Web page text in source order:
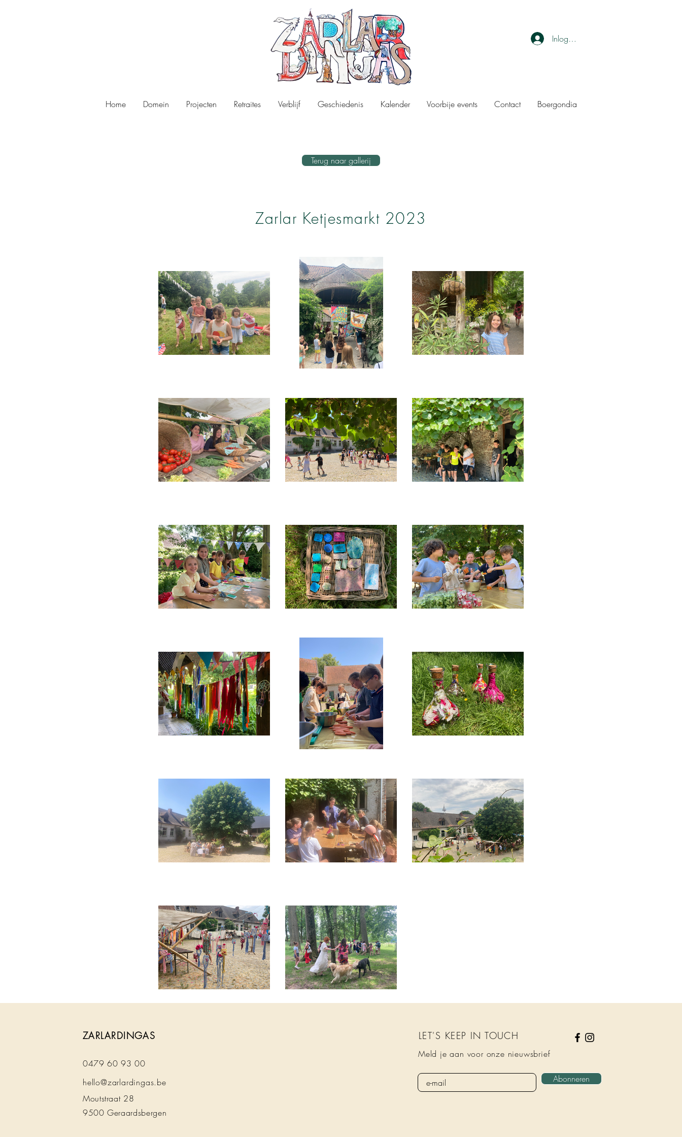
Inloggen
Home Domein Projecten Retraites Verblijf Geschiedenis Kalender Voorbije events Contact Boergondia
Terug naar gallerij
Zarlar Ketjesmarkt 2023
ZARLARDINGAS
0479 60 93 00
hello@zarlardingas.be
Moutstraat 28
9500 Geraardsbergen
LET'S KEEP IN TOUCH
Meld je aan voor onze nieuwsbrief
Abonneren